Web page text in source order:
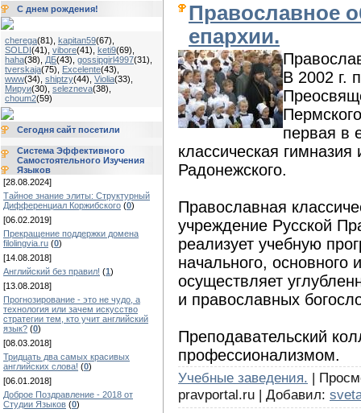
С днем рождения!
cherega(81) kapitan59(67)
SOLDI(41) vibore(41) keti9(69)
haha(38) ДБ(43) gossipgirl4997(31)
tverskaja(75) Excelente(43)
www(34) shiptzy(44) Violia(33)
Мируи(30) selezneva(38)
choum2(59)
Сегодня сайт посетили
Система Эффективного
Самостоятельного Изучения
Языков
[28.08.2024]
Тайное знание элиты: Структурный
Дифференциал Коржибского (0)
[06.02.2019]
Прекращение поддержки домена
filolingvia.ru (0)
[14.08.2018]
Английский без правил! (1)
[13.08.2018]
Прогнозирование - это не чудо, а
технология или зачем искусство
стратегии тем, кто учит английский
язык? (0)
[08.03.2018]
Тридцать два самых красивых
английских слова! (0)
[06.01.2018]
Доброе Поздравление - 2018 от
Студии Языков (0)
Православное
епархии.
В 2002 г.
первая в
классическая
Радонежского.
Православная
учреждение Русской
реализует учебную
начального, основного
осуществляет
и православных
Преподавательский
профессионализмом.
Учебные заведения. |
pravportal.ru | Добавил: